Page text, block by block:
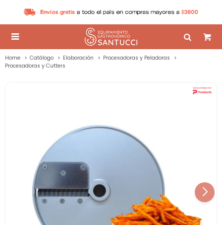

Home Catálogo Elaboración
Procesadoras y Peladoras
Procesadoras y Cutters